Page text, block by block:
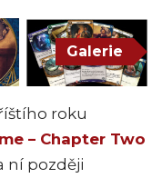
Galerie
roku
– Chapter Two
ní později